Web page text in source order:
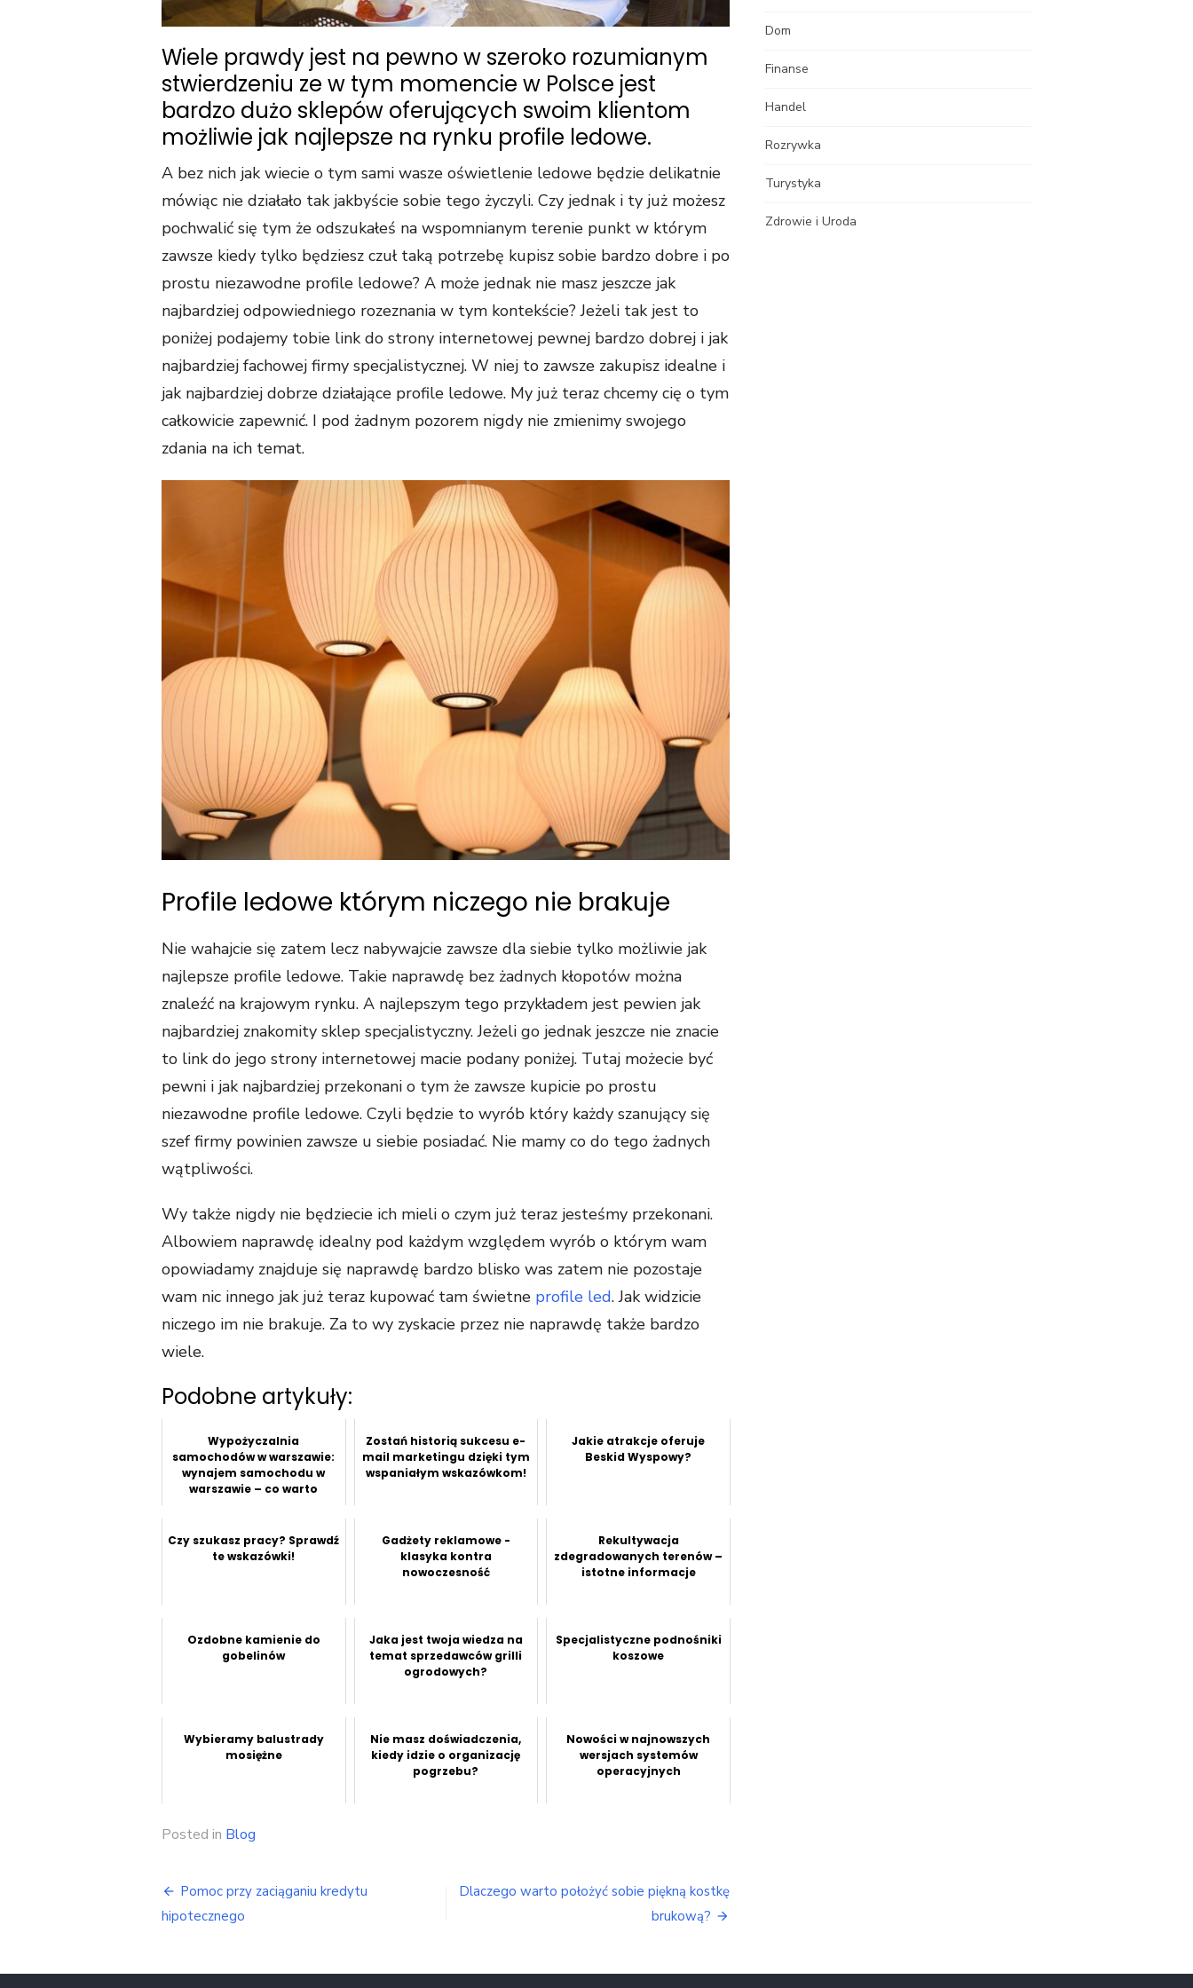
Wiele prawdy jest na pewno w szeroko rozumianym
stwierdzeniu ze w tym momencie w Polsce jest
bardzo dużo sklepów oferujących swoim klientom
możliwie jak najlepsze na rynku profile ledowe.
A bez nich jak wiecie o tym sami wasze oświetlenie ledowe będzie delikatnie
mówiąc nie działało tak jakbyście sobie tego życzyli. Czy jednak i ty już możesz
pochwalić się tym że odszukałeś na wspomnianym terenie punkt w którym
zawsze kiedy tylko będziesz czuł taką potrzebę kupisz sobie bardzo dobre i po
prostu niezawodne profile ledowe? A może jednak nie masz jeszcze jak
najbardziej odpowiedniego rozeznania w tym kontekście? Jeżeli tak jest to
poniżej podajemy tobie link do strony internetowej pewnej bardzo dobrej i jak
najbardziej fachowej firmy specjalistycznej. W niej to zawsze zakupisz idealne i
jak najbardziej dobrze działające profile ledowe. My już teraz chcemy cię o tym
całkowicie zapewnić. I pod żadnym pozorem nigdy nie zmienimy swojego
zdania na ich temat.
Profile ledowe którym niczego nie brakuje
Nie wahajcie się zatem lecz nabywajcie zawsze dla siebie tylko możliwie jak
najlepsze profile ledowe. Takie naprawdę bez żadnych kłopotów można
znaleźć na krajowym rynku. A najlepszym tego przykładem jest pewien jak
najbardziej znakomity sklep specjalistyczny. Jeżeli go jednak jeszcze nie znacie
to link do jego strony internetowej macie podany poniżej. Tutaj możecie być
pewni i jak najbardziej przekonani o tym że zawsze kupicie po prostu
niezawodne profile ledowe. Czyli będzie to wyrób który każdy szanujący się
szef firmy powinien zawsze u siebie posiadać. Nie mamy co do tego żadnych
wątpliwości.
Wy także nigdy nie będziecie ich mieli o czym już teraz jesteśmy przekonani.
Albowiem naprawdę idealny pod każdym względem wyrób o którym wam
opowiadamy znajduje się naprawdę bardzo blisko was zatem nie pozostaje
wam nic innego jak już teraz kupować tam świetne profile led. Jak widzicie
niczego im nie brakuje. Za to wy zyskacie przez nie naprawdę także bardzo
wiele.
Podobne artykuły:
Wypożyczalnia
samochodów w warszawie:
wynajem samochodu w
warszawie – co warto
Zostań historią sukcesu e-
mail marketingu dzięki tym
wspaniałym wskazówkom!
Jakie atrakcje oferuje
Beskid Wyspowy?
Czy szukasz pracy? Sprawdź
te wskazówki!
Gadżety reklamowe -
klasyka kontra
nowoczesność
Rekultywacja
zdegradowanych terenów –
istotne informacje
Ozdobne kamienie do
gobelinów
Jaka jest twoja wiedza na
temat sprzedawców grilli
ogrodowych?
Specjalistyczne podnośniki
koszowe
Wybieramy balustrady
mosiężne
Nie masz doświadczenia,
kiedy idzie o organizację
pogrzebu?
Nowości w najnowszych
wersjach systemów
operacyjnych
Posted in Blog
Nawigacja
wpisu
Pomoc przy zaciąganiu kredytu
hipotecznego
Dlaczego warto położyć sobie piękną kostkę
brukową?
Dom
Finanse
Handel
Rozrywka
Turystyka
Zdrowie i Uroda